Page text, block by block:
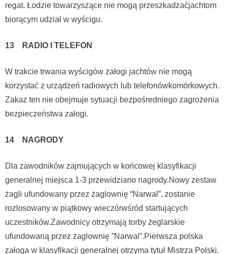
regat. Łodzie towarzyszące nie mogą przeszkadzaćjachtom
biorącym udział w wyścigu.
13 RADIO I TELEFON
W trakcie trwania wyścigów załogi jachtów nie mogą
korzystać z urządzeń radiowych lub telefonówkomórkowych.
Zakaz ten nie obejmuje sytuacji bezpośredniego zagrożenia
bezpieczeństwa załogi.
14 NAGRODY
Dla zawodników zajmujących w końcowej klasyfikacji
generalnej miejsca 1-3 przewidziano nagrody.Nowy zestaw
żagli ufundowany przez żaglownię “Narwal”, zostanie
rozlosowany w piątkowy wieczórwśród startujących
uczestników.Zawodnicy otrzymają torby żeglarskie
ufundowaną przez żaglownię ”Narwal”.Pierwsza polska
załoga w klasyfikacji generalnej otrzyma tytuł Mistrza Polski.